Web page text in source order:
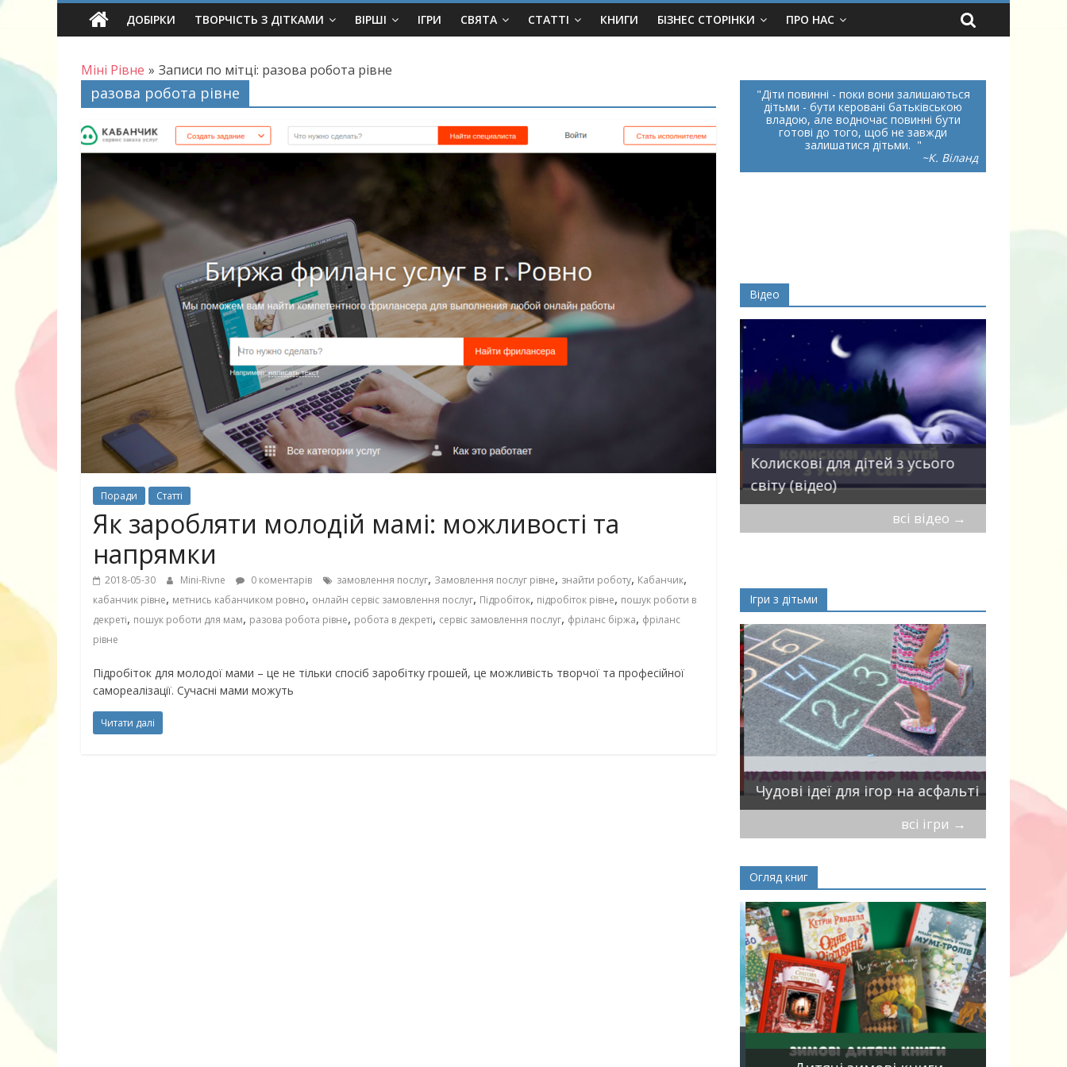
Skip
ДОБІРКИ ТВОРЧІСТЬ З ДІТКАМИ ВІРШІ ІГРИ СВЯТА СТАТТІ КНИГИ БІЗНЕС СТОРІНКИ ПРО НАС
Міні Рівне » Записи по мітці: разова робота рівне
разова робота рівне
Поради Статті
Як заробляти молодій мамі: можливості та
напрямки
2018-05-30 Mini-Rivne 0 коментарів замовлення послуг, Замовлення послуг рівне, знайти роботу, Кабанчик,
кабанчик рівне, метнись кабанчиком ровно, онлайн сервіс замовлення послуг, Підробіток, підробіток рівне, пошук роботи в
декреті, пошук роботи для мам, разова робота рівне, робота в декреті, сервіс замовлення послуг, фріланс біржа, фріланс
рівне
Підробіток для молодої мами – це не тільки спосіб заробітку грошей, це можливість творчої та професійної
самореалізації. Сучасні мами можуть
Читати далі
Діти повинні - поки вони залишаються
дітьми - бути керовані батьківською
владою, але водночас повинні бути
готові до того, щоб не завжди
залишатися дітьми.
~К. Віланд
Відео
30 найкрасивіших пісень про
Колискові для дітей з усього
світу (відео)
всі відео →
Ігри з дітьми
Чудові ідеї для ігор на асфальті
мирись,
всі ігри →
Огляд книг